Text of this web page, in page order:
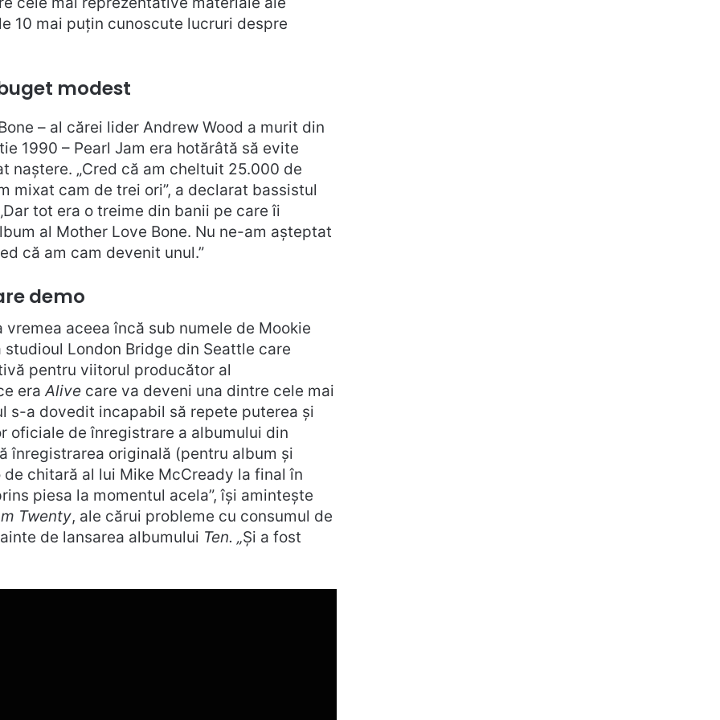
10 mai puțin cunoscute lucruri despre
modest
– al cărei lider Andrew Wood a murit din
1990 – Pearl Jam era hotărâtă să evite
naștere. „Cred că am cheltuit 25.000 de
cam de trei ori”, a declarat bassistul
tot era o treime din banii pe care îi
al Mother Love Bone. Nu ne-am așteptat
că am cam devenit unul.”
demo
aceea încă sub numele de Mookie
London Bridge din Seattle care
pentru viitorul producător al
eraAlive care va deveni una dintre cele mai
s-a dovedit incapabil să repete puterea și
oficiale de înregistrare a albumului din
înregistrarea originală (pentru album și
chitară al lui Mike McCready la final în
piesa la momentul acela”, își amintește
Twenty, ale cărui probleme cu consumul de
de lansarea albumului Ten. „Și a fost